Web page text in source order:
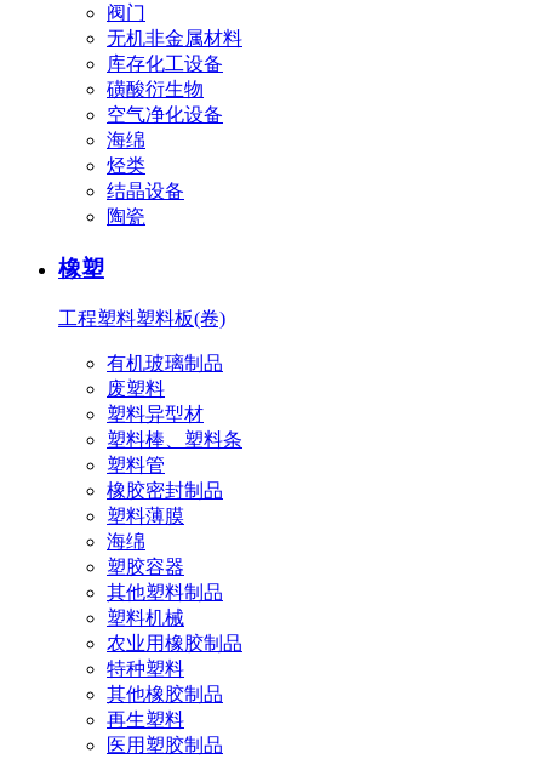
阀门
无机非金属材料
库存化工设备
磺酸衍生物
空气净化设备
海绵
烃类
结晶设备
陶瓷
橡塑
工程塑料塑料板(卷)
有机玻璃制品
废塑料
塑料异型材
塑料棒、塑料条
塑料管
橡胶密封制品
塑料薄膜
海绵
塑胶容器
其他塑料制品
塑料机械
农业用橡胶制品
特种塑料
其他橡胶制品
再生塑料
医用塑胶制品